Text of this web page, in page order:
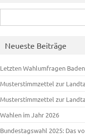
nach:
Neueste Beiträge
Letzten Wahlumfragen
Musterstimmzettel zur
Musterstimmzettel zur
Wahlen im Jahr 2026
Bundestagswahl 2025: Das